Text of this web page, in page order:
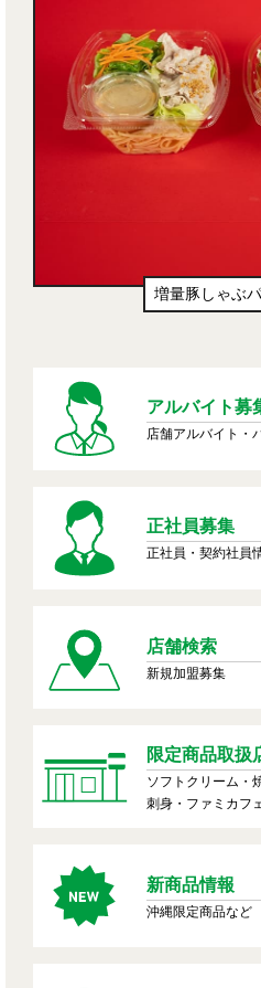
増量豚しゃぶ
アルバイト募
店舗アルバイト・
正社員募集
正社員・契約社員
店舗検索
新規加盟募集
限定商品取扱
ソフトクリーム・
刺身・ファミカフ
新商品情報
沖縄限定商品など